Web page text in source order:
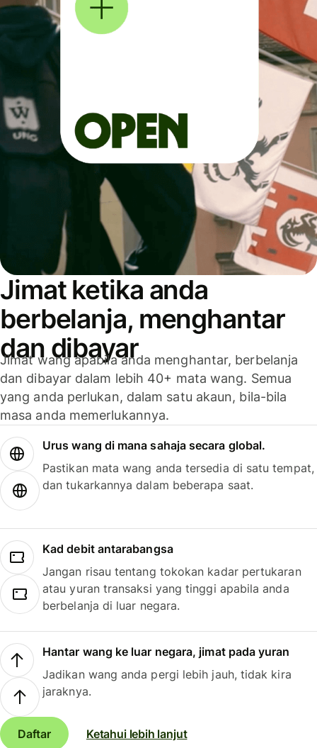
Jimat ketika anda
berbelanja, menghantar
dan dibayar
Jimat wang apabila anda menghantar, berbelanja
dan dibayar dalam lebih 40+ mata wang. Semua
yang anda perlukan, dalam satu akaun, bila-bila
masa anda memerlukannya.
Urus wang di mana sahaja secara global.
Pastikan mata wang anda tersedia di satu tempat,
dan tukarkannya dalam beberapa saat.
Kad debit antarabangsa
Jangan risau tentang tokokan kadar pertukaran
atau yuran transaksi yang tinggi apabila anda
berbelanja di luar negara.
Hantar wang ke luar negara, jimat pada yuran
Jadikan wang anda pergi lebih jauh, tidak kira
jaraknya.
Daftar Ketahui lebih lanjut